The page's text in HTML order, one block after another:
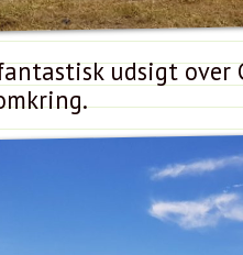
udsigt over